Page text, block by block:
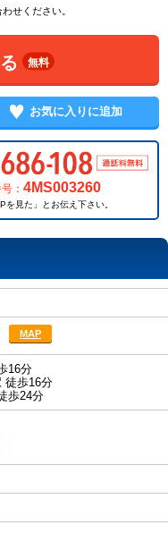
せください。
無料
お気に入りに追加
：4MS003260
を見た」とお伝え下さい。
MAP
16分
徒歩16分
歩24分